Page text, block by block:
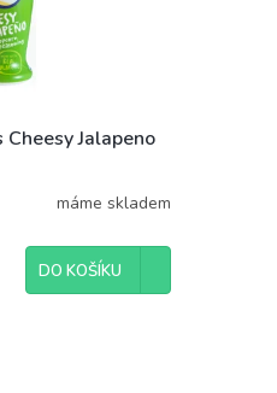
Cheesy Jalapeno
máme skladem
DO KOŠÍKU